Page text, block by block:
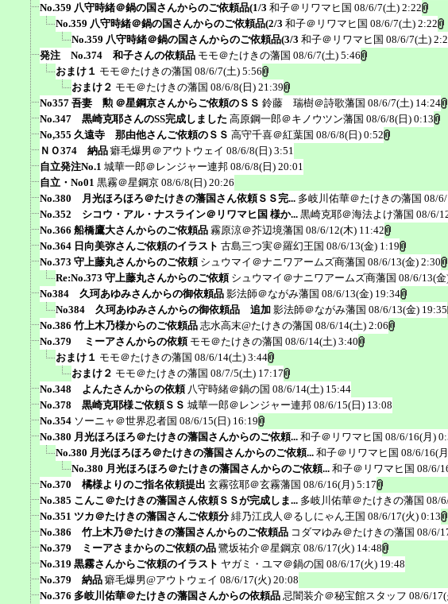
No.359 八守時緒＠鍋の国さんからのご依頼品(1/3 和子＠リワマヒ国 08/6/7(土) 2:22
No.359 八守時緒＠鍋の国さんからのご依頼品(2/3 和子＠リワマヒ国 08/6/7(土) 2:22
No.359 八守時緒＠鍋の国さんからのご依頼品(3/3 和子＠リワマヒ国 08/6/7(土)
発注 No.374 和子さんの依頼品 モモ＠たけきの藩国 08/6/7(土) 5:46
おまけ１ モモ＠たけきの藩国 08/6/7(土) 5:56
おまけ２ モモ＠たけきの藩国 08/6/8(日) 21:39
No357 吾妻 勲 ＠星鋼京さんからご依頼のＳＳ 鈴藤 瑞樹＠詩歌藩国 08/6/7(土) 14:24
No.347 黒崎克耶さんのSS完成しました 高原鋼一郎＠キノウツン藩国 08/6/8(日) 0:13
No,355 久遠寺 那由他さんご依頼のＳＳ 高守千喜＠紅葉国 08/6/8(日) 0:52
ＮＯ374 納品 癖毛爆男＠アウトウェイ 08/6/8(日) 3:51
自立発注No.1 城華一郎＠レンジャー連邦 08/6/8(日) 20:01
自立・No01 黒霧＠星鋼京 08/6/8(日) 20:26
No.380 月光ほろほろ＠たけきの藩国さん依頼ＳＳ完... 多岐川佑華＠たけきの藩国 08/
No.352 シコウ・アル・ナスライン＠リワマヒ国 様か... 黒崎克耶＠海法よけ藩国 08/6/
No.366 船橋鷹大さんからのご依頼品 霧原涼＠芥辺境藩国 08/6/12(木) 11:42
No.364 日向美弥さんご依頼のイラスト 古島三つ実＠羅幻王国 08/6/13(金) 1:19
No.373 守上藤丸さんからのご依頼 シュウマイ＠ナニワアームズ商藩国 08/6/13(金) 2:30
Re:No.373 守上藤丸さんからのご依頼 シュウマイ＠ナニワアームズ商藩国 08/6/13(金
No384 久珂あゆみさんからの御依頼品 影法師＠ながみ藩国 08/6/13(金) 19:34
No384 久珂あゆみさんからの御依頼品 追加 影法師＠ながみ藩国 08/6/13(金) 19:35
No.386 竹上木乃様からのご依頼品 志水高末@たけきの藩国 08/6/14(土) 2:06
No.379 ミーアさんからの依頼 モモ＠たけきの藩国 08/6/14(土) 3:40
おまけ１ モモ＠たけきの藩国 08/6/14(土) 3:44
おまけ２ モモ＠たけきの藩国 08/7/5(土) 17:17
No.348 よんたさんからの依頼 八守時緒＠鍋の国 08/6/14(土) 15:44
No.378 黒崎克耶様ご依頼ＳＳ 城華一郎＠レンジャー連邦 08/6/15(日) 13:08
No.354 ソーニャ＠世界忍者国 08/6/15(日) 16:19
No.380 月光ほろほろ＠たけきの藩国さんからのご依頼... 和子＠リワマヒ国 08/6/16(月)
No.380 月光ほろほろ＠たけきの藩国さんからのご依頼... 和子＠リワマヒ国 08/6/16(
No.380 月光ほろほろ＠たけきの藩国さんからのご依頼... 和子＠リワマヒ国 08/6/
No.370 橘様よりのご指名依頼提出 玄霧弦耶＠玄霧藩国 08/6/16(月) 5:17
No.385 こんこ＠たけきの藩国さん依頼ＳＳが完成しま... 多岐川佑華＠たけきの藩国 08/
No.351 ツカ＠たけきの藩国さんご依頼分 緋乃江戌人＠るしにゃん王国 08/6/17(火) 0:13
No.386 竹上木乃＠たけきの藩国さんからのご依頼品 コダマゆみ＠たけきの藩国 08/6/
No.379 ミーアさまからのご依頼の品 鷺坂祐介＠星鋼京 08/6/17(火) 14:48
No.319 黒霧さんからご依頼のイラスト ヤガミ・ユマ＠鍋の国 08/6/17(火) 19:48
No.379 納品 癖毛爆男@アウトウェイ 08/6/17(火) 20:08
No.376 多岐川佑華＠たけきの藩国さんからの依頼品 忌闇装介＠秘宝館スタッフ 08/6/